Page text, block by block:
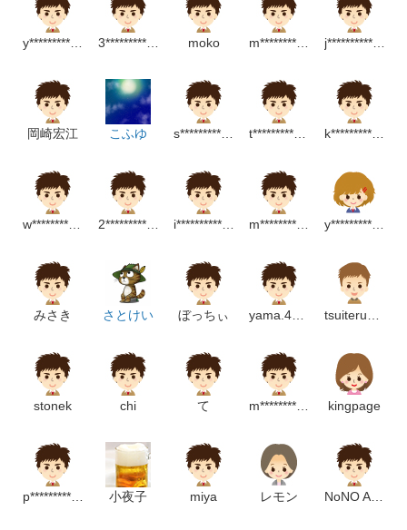
y******************m 3******************p moko m*********************m j*******************m
岡崎宏江 こふゆ s********************p t*************************p k*******************p
w***********************m 2***************************p i******************m m*********************m y***********************m
みさき さとけい ぼっちぃ yama.4423 tsuiterukun
stonek chi て m********************m kingpage
p********************m 小夜子 miya レモン NoNO AoAo